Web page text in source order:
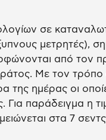
σε
μετρητές),
από τον
Με τον
της ημέρας οι
παράδειγμα η
στα 7